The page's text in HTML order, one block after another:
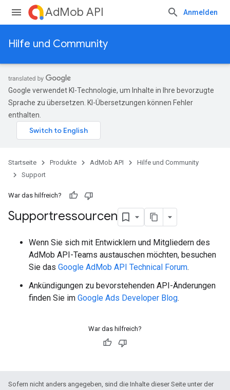
AdMob API Anmelden
Hilfe und Community
Google verwendet KI-Technologie, um Inhalte in Ihre bevorzugte
Sprache zu übersetzen. KI-Übersetzungen können Fehler
enthalten.
Startseite Produkte AdMob API
Hilfe und Community
Support
War das hilfreich?
Supportressourcen
Wenn Sie sich mit Entwicklern und Mitgliedern des
AdMob API-Teams austauschen möchten, besuchen
Sie das Google AdMob API Technical Forum.
Ankündigungen zu bevorstehenden API-Änderungen
finden Sie im Google Ads Developer Blog.
War das hilfreich?
Sofern nicht anders angegeben, sind die Inhalte dieser Seite unter der